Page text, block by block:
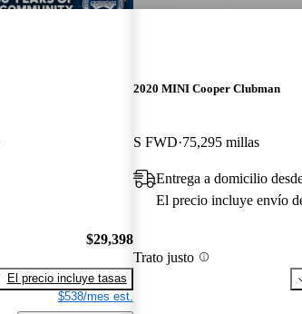
$29,398
El precio incluye tasas
$538/mes est.
2020 MINI Cooper Clubman
S FWD 75,295 millas
Entrega a domicilio
El precio incluye envío
Trato justo